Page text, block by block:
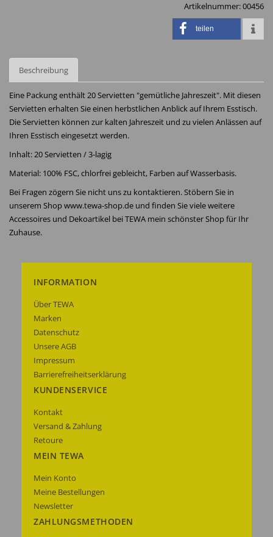
Artikelnummer:00456
teilen
Beschreibung
Eine Packung enthält 20 Servietten "gemütliche Jahreszeit". Mit diesen
Servietten erhalten Sie einen herbstlichen Anblick auf Ihrem Esstisch.
Die Servietten können zur kalten Jahreszeit und zu vielen Anlässen auf
Ihren Esstisch eingesetzt werden.
Inhalt: 20 Servietten / 3-lagig
Material: 100% FSC, chlorfrei gebleicht, Farben auf Wasserbasis.
Bei Fragen zögern Sie nicht uns zu kontaktieren. Stöbern Sie in
unserem Shop www.tewa-shop.de und finden Sie viele weitere
Accessoires und Dekoartikel bei TEWA mein schönster Shop für Ihr
Zuhause.
INFORMATION
Über TEWA
Marken
Datenschutz
Unsere AGB
Impressum
Barrierefreiheitserklärung
KUNDENSERVICE
Kontakt
Versand & Zahlung
Retoure
MEIN TEWA
Mein Konto
Meine Bestellungen
Newsletter
ZAHLUNGSMETHODEN